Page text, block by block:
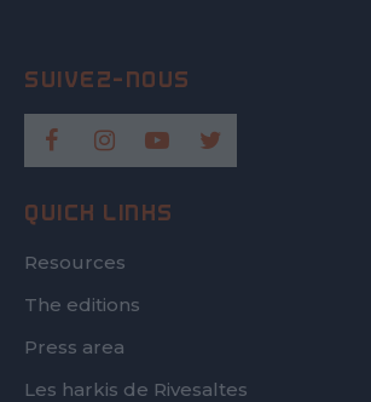
QUICK LINKS
Resources
The editions
Press area
Les harkis de Rivesaltes